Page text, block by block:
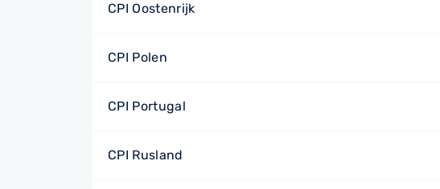
CPI Oostenrijk
CPI Polen
CPI Portugal
CPI Rusland